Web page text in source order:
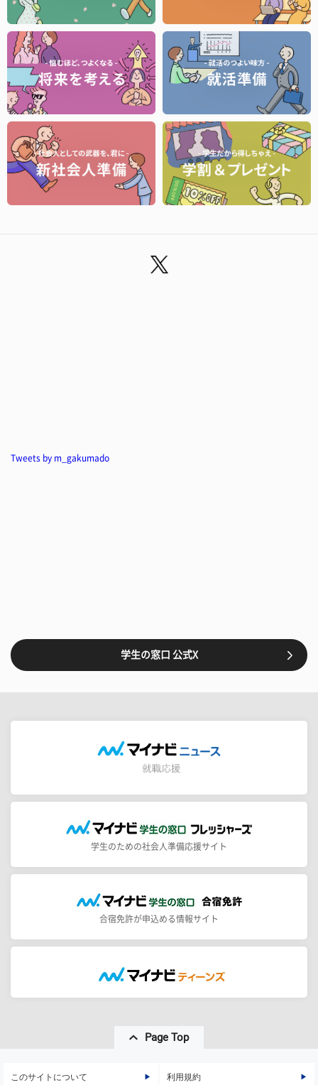
Tweets by m_gakumado
学生の窓口 公式X
学生のための社会人準備応援サイト
合宿免許が申込める情報サイト
Page Top
このサイトについて 利用規約